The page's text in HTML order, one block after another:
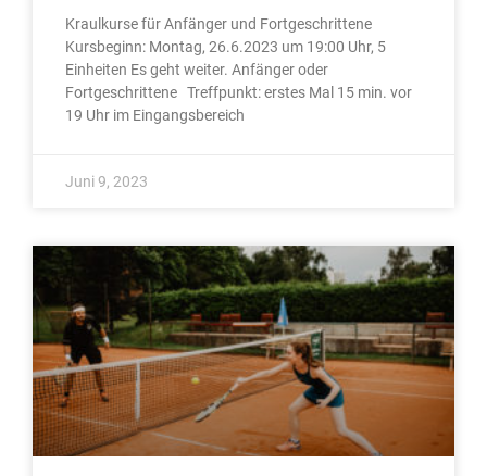
Kraulkurse für Anfänger und Fortgeschrittene
Kursbeginn: Montag, 26.6.2023 um 19:00 Uhr, 5
Einheiten Es geht weiter. Anfänger oder
Fortgeschrittene Treffpunkt: erstes Mal 15 min. vor
19 Uhr im Eingangsbereich
Juni 9, 2023